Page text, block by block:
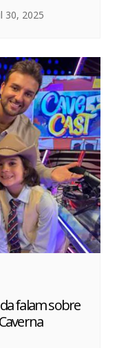
30, 2025
falam sobre